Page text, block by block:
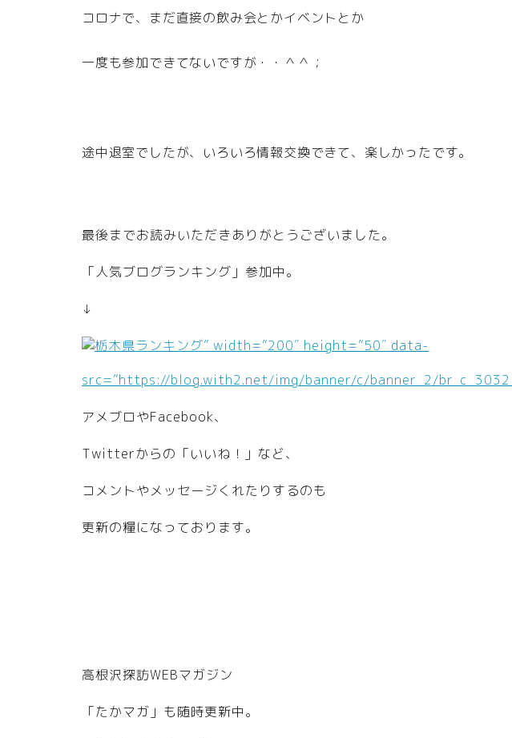
コロナで、まだ直接の飲み会とかイベントとか
一度も参加できてないですが・・＾＾；
途中退室でしたが、いろいろ情報交換できて、楽しかったです。
最後までお読みいただきありがとうございました。
「人気ブログランキング」参加中。
↓
” width=”200″ height=”50″ data-
src=”https://blog.with2.net/img/banner/c/banner_2/
アメブロやFacebook、
Twitterからの「いいね！」など、
コメントやメッセージくれたりするのも
更新の糧になっております。
高根沢探訪WEBマガジン
「たかマガ」も随時更新中。